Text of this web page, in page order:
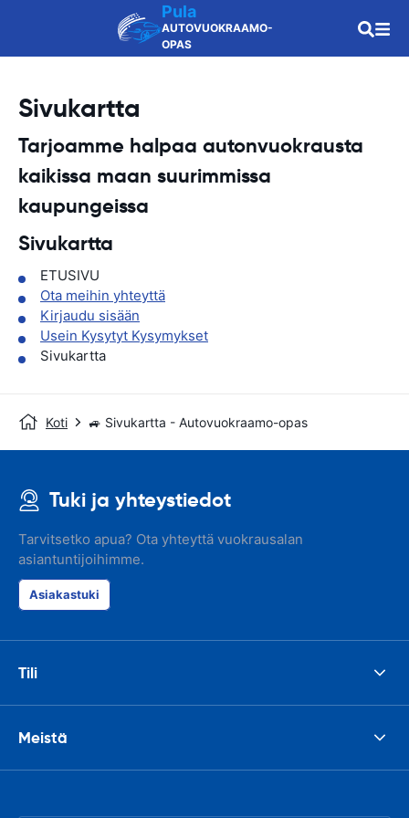
Pula
AUTOVUOKRAAMO-
OPAS
Sivukartta
Tarjoamme halpaa autonvuokrausta
kaikissa maan suurimmissa
kaupungeissa
Sivukartta
ETUSIVU
Ota meihin yhteyttä
Kirjaudu sisään
Usein Kysytyt Kysymykset
Sivukartta
Koti 🚙 Sivukartta - Autovuokraamo-opas
Tuki ja yhteystiedot
Tarvitsetko apua? Ota yhteyttä vuokrausalan
asiantuntijoihimme.
Asiakastuki
Tili
Meistä